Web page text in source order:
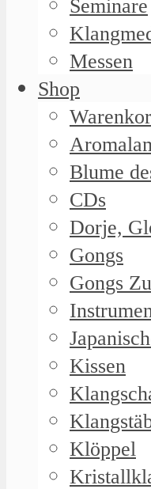
Seminare
Messen
Shop
Blume
CDs
Dorje,
Gongs
Gongs
Kissen
Klöppel